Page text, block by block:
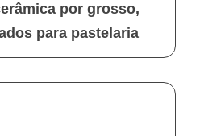
por grosso,
para pastelaria